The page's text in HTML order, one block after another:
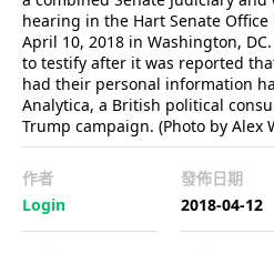
hearing in the Hart Senate
April 10, 2018 in Washington,
to testify after it was reported
had their personal information
Analytica, a British political
Trump campaign. (Photo by Alex
作者
Login
發佈日期
2018-04-12